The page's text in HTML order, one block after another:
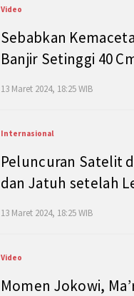
Video
Sebabkan
Banjir Setinggi 40
13 Maret 2024, 18:25 WIB
Internasional
Peluncuran Satelit
dan Jatuh setelah
13 Maret 2024, 18:25 WIB
Video
Momen Jokowi,